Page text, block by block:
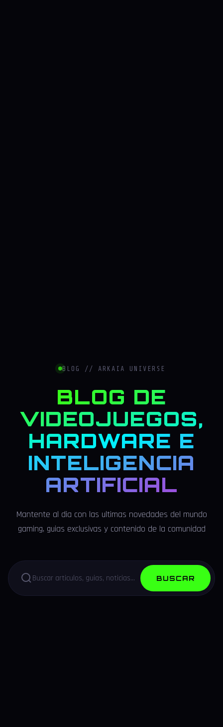
BLOG // ARKAIA UNIVERSE
BLOG DE
VIDEOJUEGOS,
HARDWARE E
INTELIGENCIA
ARTIFICIAL
Mantente al dia con las ultimas novedades del mundo
gaming, guias exclusivas y contenido de la comunidad
BUSCAR